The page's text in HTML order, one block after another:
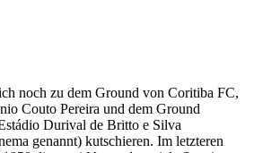
noch zu dem Ground von Coritiba FC,
Couto Pereira und dem Ground
Durival de Britto e Silva
genannt) kutschieren. Im letzteren